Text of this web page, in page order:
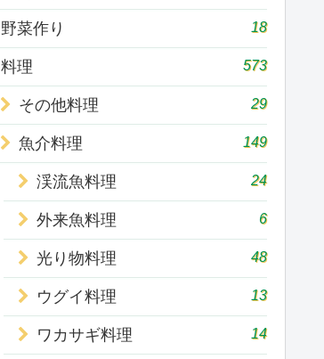
野菜作り 18
料理 573
その他料理 29
魚介料理 149
渓流魚料理 24
外来魚料理 6
光り物料理 48
ウグイ料理 13
ワカサギ料理 14